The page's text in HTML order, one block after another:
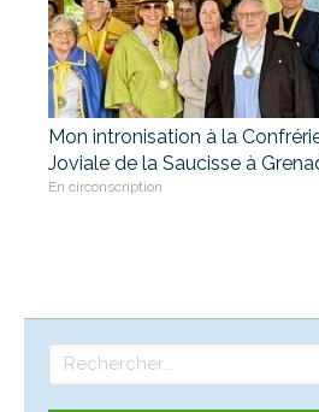
Mon intronisation à la
Joviale de la Saucisse à
En circonscription
Rechercher